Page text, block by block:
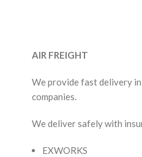
AIR FREIGHT
We provide fast delivery
companies.
We deliver safely with
EXWORKS